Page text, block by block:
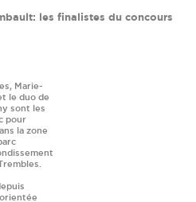
les finalistes du concours
Marie-
le duo de
sont les
pour
la zone